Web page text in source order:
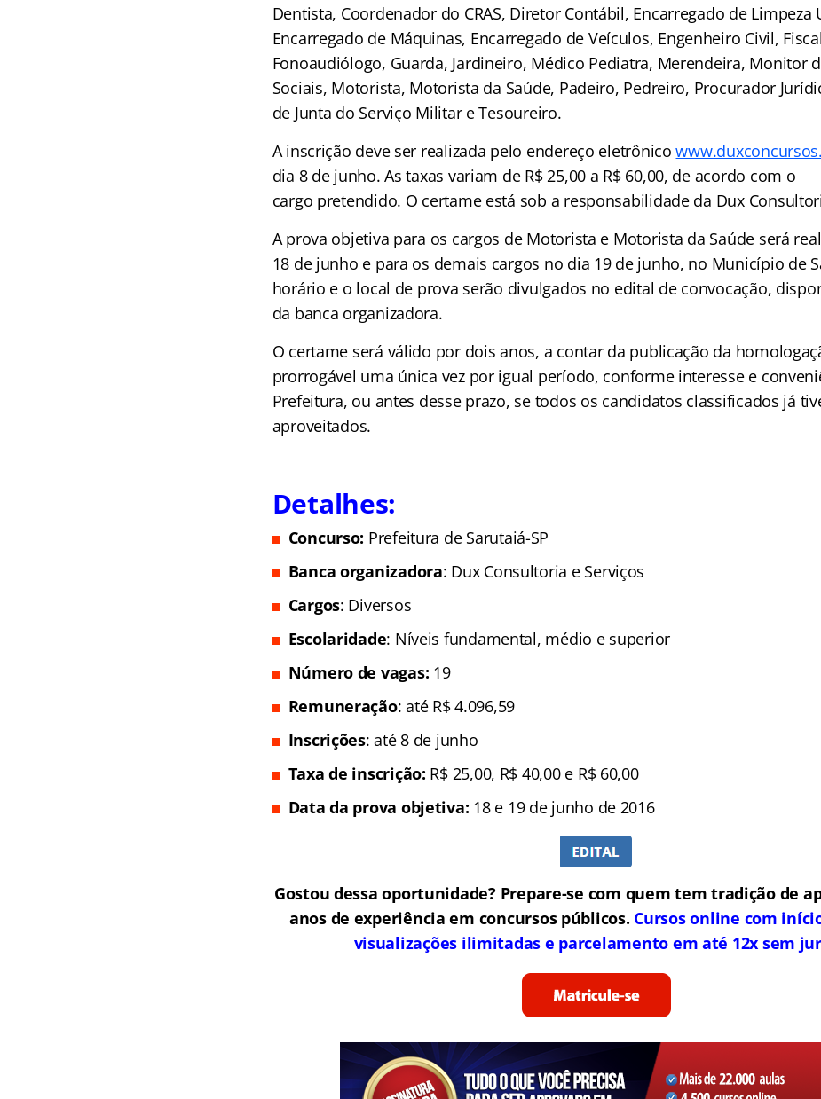
Dentista, Coordenador do CRAS, Diretor Contábil, Encarregado de Limpeza
Encarregado de Máquinas, Encarregado de Veículos, Engenheiro Civil,
Fonoaudiólogo, Guarda, Jardineiro, Médico Pediatra, Merendeira, Monitor
Sociais, Motorista, Motorista da Saúde, Padeiro, Pedreiro, Procurador
de Junta do Serviço Militar e Tesoureiro.
A inscrição deve ser realizada pelo endereço eletrônico
dia 8 de junho. As taxas variam de R$ 25,00 a R$ 60,00, de acordo com o
cargo pretendido. O certame está sob a responsabilidade da Dux
A prova objetiva para os cargos de Motorista e Motorista da Saúde será
18 de junho e para os demais cargos no dia 19 de junho, no Município de
horário e o local de prova serão divulgados no edital de convocação,
da banca organizadora.
O certame será válido por dois anos, a contar da publicação da
prorrogável uma única vez por igual período, conforme interesse e
Prefeitura, ou antes desse prazo, se todos os candidatos classificados já
aproveitados.
Detalhes:
Concurso: Prefeitura de Sarutaiá-SP
Banca organizadora: Dux Consultoria e Serviços
Cargos: Diversos
Escolaridade: Níveis fundamental, médio e superior
Número de vagas: 19
Remuneração: até R$ 4.096,59
Inscrições: até 8 de junho
Taxa de inscrição: R$ 25,00, R$ 40,00 e R$ 60,00
Data da prova objetiva: 18 e 19 de junho de 2016
Gostou dessa oportunidade? Prepare-se com quem tem tradição de
anos de experiência em concursos públicos. Cursos online com
visualizações ilimitadas e parcelamento em até 12x sem